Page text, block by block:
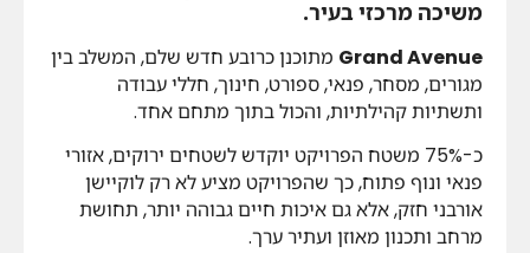
משיכה מרכזי בעיר.
Grand Avenue מתוכנן כרובע חדש שלם, המשלב בין
מגורים, מסחר, פנאי, ספורט, חינוך, חללי עבודה
ותשתיות קהילתיות, והכול בתוך מתחם אחד.
כ-75% משטח הפרויקט יוקדש לשטחים ירוקים, אזורי
פנאי ונוף פתוח, כך שהפרויקט מציע לא רק לוקיישן
אורבני חזק, אלא גם איכות חיים גבוהה יותר, תחושת
מרחב ותכנון מאוזן ועתיר ערך.